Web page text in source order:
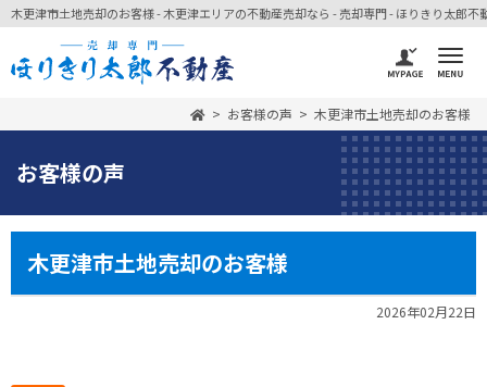
木更津市土地売却のお客様 - 木更津エリアの不動産売却なら - 売却専門 - ほりきり太郎不
お客様の声 木更津市土地売却のお客様
お客様の声
木更津市土地売却のお客様
2026年02月22日